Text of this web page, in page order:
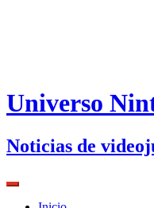
Universo
Noticias de